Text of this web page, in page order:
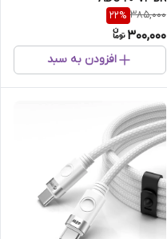
385,000
22%
300,000
افزودن به سبد